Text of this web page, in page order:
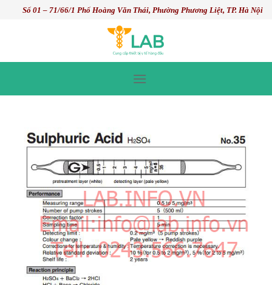
Số 01 – 71/66/1 Phố Hoàng Văn Thái, Phường Phương Liệt, TP. Hà Nội